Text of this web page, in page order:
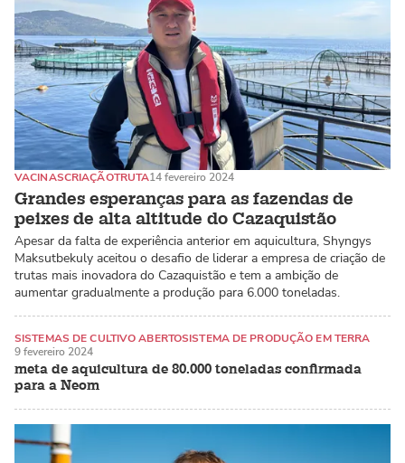
Grandes esperanças para as fazendas de
peixes de alta altitude do Cazaquistão
VACINASCRIAÇÃOTRUTA14 fevereiro 2024
Apesar da falta de experiência anterior em aquicultura, Shyngys
Maksutbekuly aceitou o desafio de liderar a empresa de criação de
trutas mais inovadora do Cazaquistão e tem a ambição de
aumentar gradualmente a produção para 6.000 toneladas.
meta de aquicultura de 80.000 toneladas confirmada
para a Neom
SISTEMAS DE CULTIVO ABERTOSISTEMA DE PRODUÇÃO EM TERRA
DOURADA
9 fevereiro 2024